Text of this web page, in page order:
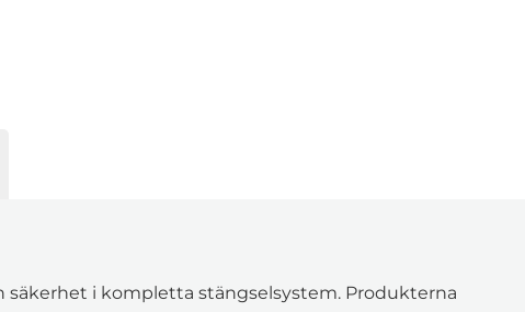
i kompletta stängselsystem. Produkterna